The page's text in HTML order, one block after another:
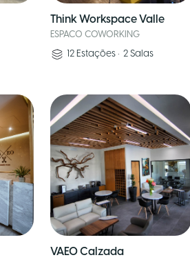
Think Workspace Valle
ESPACO COWORKING
12 Estações• 2 Salas
VAEO Calzada